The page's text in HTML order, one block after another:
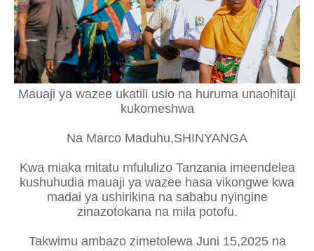
Mauaji ya wazee ukatili usio na huruma unaohitaji
kukomeshwa
Na Marco Maduhu,SHINYANGA
Kwa miaka mitatu mfululizo Tanzania imeendelea
kushuhudia mauaji ya wazee hasa vikongwe kwa
madai ya ushirikina na sababu nyingine
zinazotokana na mila potofu.
Takwimu ambazo zimetolewa Juni 15,2025 na